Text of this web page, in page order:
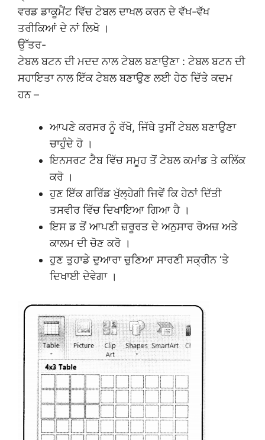
ਵਰਡ ਡਾਕੂਮੈਂਟ ਵਿੱਚ ਟੇਬਲ ਦਾਖਲ ਕਰਨ ਦੇ ਵੱਖ-ਵੱਖ
ਤਰੀਕਿਆਂ ਦੇ ਨਾਂ ਲਿਖੋ ।
ਉੱਤਰ-
ਟੇਬਲ ਬਟਨ ਦੀ ਮਦਦ ਨਾਲ ਟੇਬਲ ਬਣਾਉਣਾ : ਟੇਬਲ ਬਟਨ ਦੀ
ਸਹਾਇਤਾ ਨਾਲ ਇੱਕ ਟੇਬਲ ਬਣਾਉਣ ਲਈ ਹੇਠ ਦਿੱਤੇ ਕਦਮ
ਹਨ –
ਆਪਣੇ ਕਰਸਰ ਨੂੰ ਰੱਖੋ, ਜਿੱਥੇ ਤੁਸੀਂ ਟੇਬਲ ਬਣਾਉਣਾ
ਚਾਹੁੰਦੇ ਹੋ ।
ਇਨਸਰਟ ਟੈਬ ਵਿੱਚ ਸਮੂਹ ਤੋਂ ਟੇਬਲ ਕਮਾਂਡ ਤੇ ਕਲਿੱਕ
ਕਰੋ ।
ਹੁਣ ਇੱਕ ਗਰਿੱਡ ਖੁੱਲ੍ਹੇਗੀ ਜਿਵੇਂ ਕਿ ਹੇਠਾਂ ਦਿੱਤੀ
ਤਸਵੀਰ ਵਿੱਚ ਦਿਖਾਇਆ ਗਿਆ ਹੈ ।
ਇਸ ਡ ਤੋਂ ਆਪਣੀ ਜ਼ਰੂਰਤ ਦੇ ਅਨੁਸਾਰ ਰੋਅਜ਼ ਅਤੇ
ਕਾਲਮ ਦੀ ਚੋਣ ਕਰੋ ।
ਹੁਣ ਤੁਹਾਡੇ ਦੁਆਰਾ ਚੁਣਿਆ ਸਾਰਣੀ ਸਕ੍ਰੀਨ ‘ਤੇ
ਦਿਖਾਈ ਦੇਵੇਗਾ ।